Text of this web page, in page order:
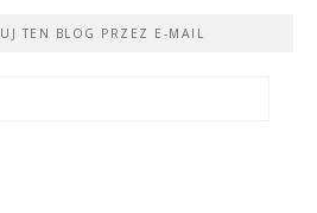
TEN BLOG PRZEZ E-MAIL